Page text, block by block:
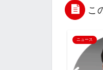
o
こ
ニュース